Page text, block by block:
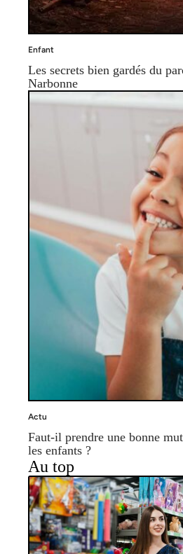
Enfant
Les secrets bien gardés du
Narbonne
Actu
Faut-il prendre une bonne
les enfants ?
Au top